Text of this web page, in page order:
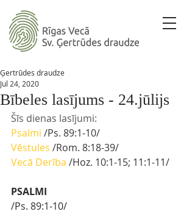
Bībeles lasījums - 24.jūlijs
Ģertrūdes draudze
Jul 24, 2020
Šīs dienas lasījumi:
Psalmi /Ps. 89:1-10/
Vēstules /Rom. 8:18-39/
Vecā Derība /Hoz. 10:1-15; 11:1-11/
PSALMI
/Ps. 89:1-10/